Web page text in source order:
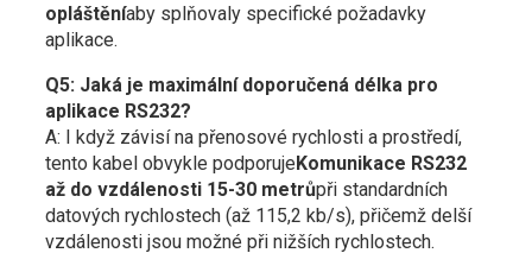
opláštěníaby splňovaly specifické požadavky
aplikace.
Q5: Jaká je maximální doporučená délka pro
aplikace RS232?
A: I když závisí na přenosové rychlosti a prostředí,
tento kabel obvykle podporujeKomunikace RS232
až do vzdálenosti 15-30 metrůpři standardních
datových rychlostech (až 115,2 kb/s), přičemž delší
vzdálenosti jsou možné při nižších rychlostech.